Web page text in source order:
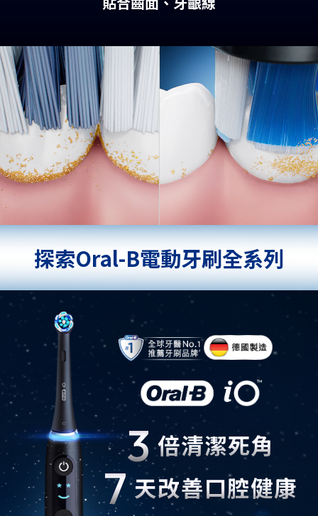
探索Oral-B電動牙刷全系列
3 倍清潔死角
7 天改善口腔健康